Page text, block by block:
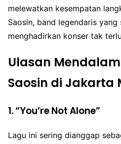
melewatkan kesempatan
Saosin, band legendaris yang
menghadirkan konser tak
Ulasan
Saosin di Jakarta
1.“You’re Not Alone”
Lagu ini sering dianggap